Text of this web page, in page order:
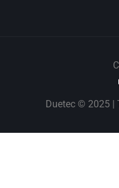
Duetec © 2025 |